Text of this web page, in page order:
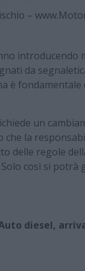
–
introducendo
da
è
un
la
delle regole
così si potrà
diesel,